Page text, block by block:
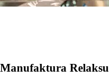
Relaksu